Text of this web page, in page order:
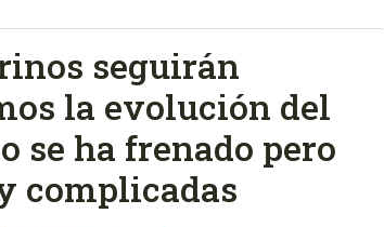
seguirán
la evolución del
se ha frenado pero
complicadas